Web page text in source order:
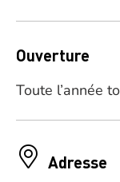
Ouverture
Toute l’année
Adresse